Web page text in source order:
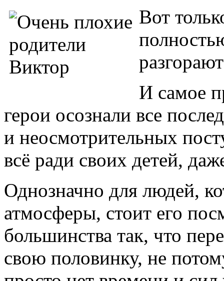
Вот
И самое
герои осознали все
и неосмотрительных
всё ради своих детей,
Однозначно для людей,
атмосферы, стоит его
большинства так, что
свою половинку, не